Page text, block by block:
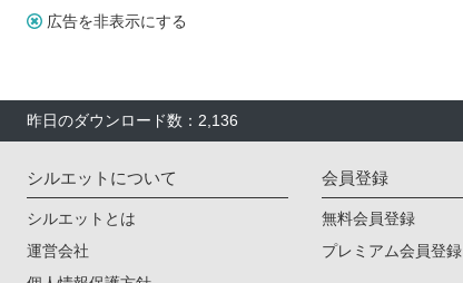
広告を非表示にする
昨日のダウンロード数：2,136
シルエットについて
シルエットとは
運営会社
会員登録
無料会員登録
プレミアム会員登録